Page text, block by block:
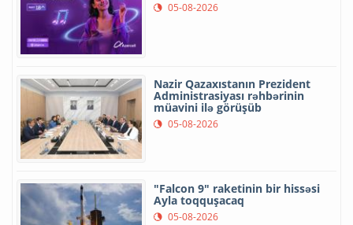
05-08-2026
Nazir Qazaxıstanın Prezident
Administrasiyası rəhbərinin
müavini ilə görüşüb
05-08-2026
"Falcon 9" raketinin bir hissəsi
Ayla toqquşacaq
05-08-2026